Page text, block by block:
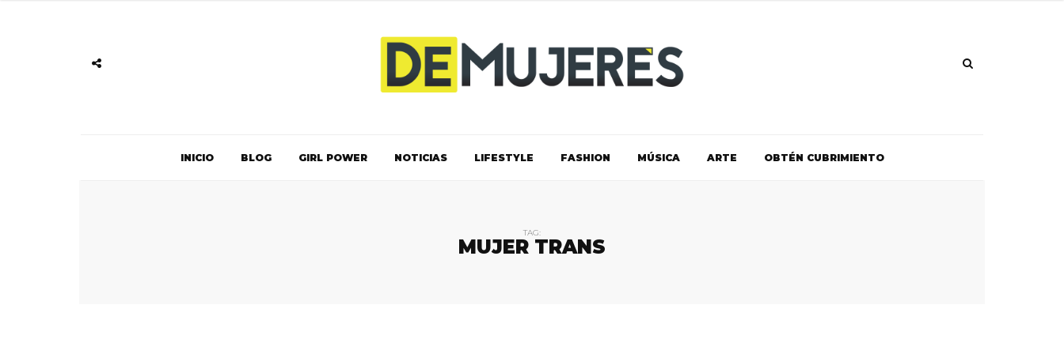
INICIO BLOG GIRL POWER NOTICIAS LIFESTYLE FASHION MÚSICA ARTE OBTÉN CUBRIMIENTO
TAG:
MUJER TRANS